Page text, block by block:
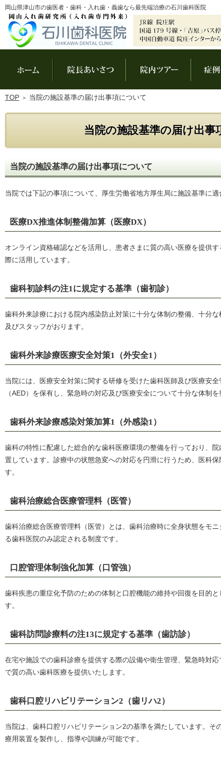
当院の施設基準の届け出事
岡山県津山市の歯医者・歯科・入れ歯・義歯なら最先端治療の石川歯科医院
当院の施設基準の届け出事項について
当院では下記の事項について、厚生労働省地方厚生局に施設基準に
医療DX推進体制整備加算（医療DX）
オンライン資格確認などを活用し、患者さまに質の高い医療を提供
際に活用しています。
歯科初診料の注1に規定する基準（歯初診）
歯科外来診療における院内感染防止対策に十分な体制の整備、十分
及びスタッフがおります。
歯科外来診療医療安全対策1（外安全1）
当院には、医療安全対策に関する研修を受けた歯科医師及び医療安
（AED）を保有し、緊急時の対応及び医療安全について十分な体制
歯科外来診療感染対策加算1（外感染1）
歯科の特性に配慮した総合的な歯科医療環境の整備を行っており、
置しています。診療中の状態急変への対応を円滑に行うため、医科
す。
歯科治療総合医療管理料（医管）
歯科治療総合医療管理料（医管）とは、歯科治療時に全身状態をモ
る歯科医院のみ認定される制度です。
口腔管理体制強化加算（口管強）
歯科疾患の重症化予防のための体制と口腔機能の維持や回復を目的
す。
歯科訪問診療料の注13に規定する基準（歯訪診）
在宅や施設での歯科診療を提供する際の設備や衛生管理、緊急時対
で質の高い歯科医療を提供いたします。
歯科口腔リハビリテーション2（歯リハ2）
当院は、歯科口腔リハビリテーション2の基準を満たしています。そ
療用装置を製作し、指導や訓練が可能です。
TOP 当院の施設基準の届け出事項について